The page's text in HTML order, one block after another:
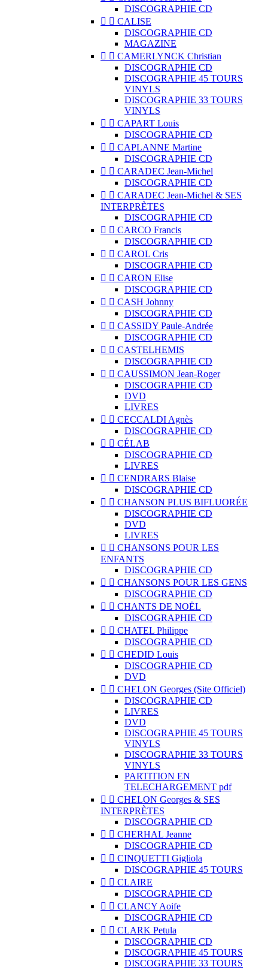
DISCOGRAPHIE CD
  CALISE
DISCOGRAPHIE CD
MAGAZINE
  CAMERLYNCK Christian
DISCOGRAPHIE CD
DISCOGRAPHIE 45 TOURS
VINYLS
DISCOGRAPHIE 33 TOURS
VINYLS
  CAPART Louis
DISCOGRAPHIE CD
  CAPLANNE Martine
DISCOGRAPHIE CD
  CARADEC Jean-Michel
DISCOGRAPHIE CD
  CARADEC Jean-Michel & SES
INTERPRÈTES
DISCOGRAPHIE CD
  CARCO Francis
DISCOGRAPHIE CD
  CAROL Cris
DISCOGRAPHIE CD
  CARON Elise
DISCOGRAPHIE CD
  CASH Johnny
DISCOGRAPHIE CD
  CASSIDY Paule-Andrée
DISCOGRAPHIE CD
  CASTELHEMIS
DISCOGRAPHIE CD
  CAUSSIMON Jean-Roger
DISCOGRAPHIE CD
DVD
LIVRES
  CECCALDI Agnès
DISCOGRAPHIE CD
  CÉLAB
DISCOGRAPHIE CD
LIVRES
  CENDRARS Blaise
DISCOGRAPHIE CD
  CHANSON PLUS BIFLUORÉE
DISCOGRAPHIE CD
DVD
LIVRES
  CHANSONS POUR LES
ENFANTS
DISCOGRAPHIE CD
  CHANSONS POUR LES GENS
DISCOGRAPHIE CD
  CHANTS DE NOËL
DISCOGRAPHIE CD
  CHATEL Philippe
DISCOGRAPHIE CD
  CHEDID Louis
DISCOGRAPHIE CD
DVD
  CHELON Georges (Site Officiel)
DISCOGRAPHIE CD
LIVRES
DVD
DISCOGRAPHIE 45 TOURS
VINYLS
DISCOGRAPHIE 33 TOURS
VINYLS
PARTITION EN
TELECHARGEMENT pdf
  CHELON Georges & SES
INTERPRÈTES
DISCOGRAPHIE CD
  CHERHAL Jeanne
DISCOGRAPHIE CD
  CINQUETTI Gigliola
DISCOGRAPHIE 45 TOURS
  CLAIRE
DISCOGRAPHIE CD
  CLANCY Aoife
DISCOGRAPHIE CD
  CLARK Petula
DISCOGRAPHIE CD
DISCOGRAPHIE 45 TOURS
DISCOGRAPHIE 33 TOURS